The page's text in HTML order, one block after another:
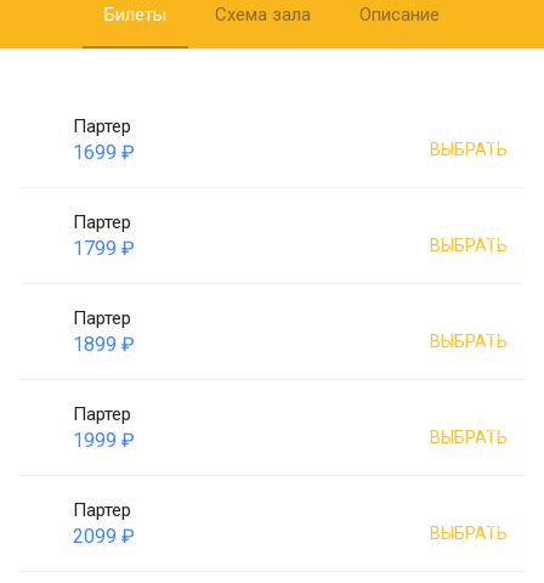
Билеты Схема зала Описание
Партер
1699 ₽ ВЫБРАТЬ
Партер
1799 ₽ ВЫБРАТЬ
Партер
1899 ₽ ВЫБРАТЬ
Партер
1999 ₽ ВЫБРАТЬ
Партер
2099 ₽ ВЫБРАТЬ